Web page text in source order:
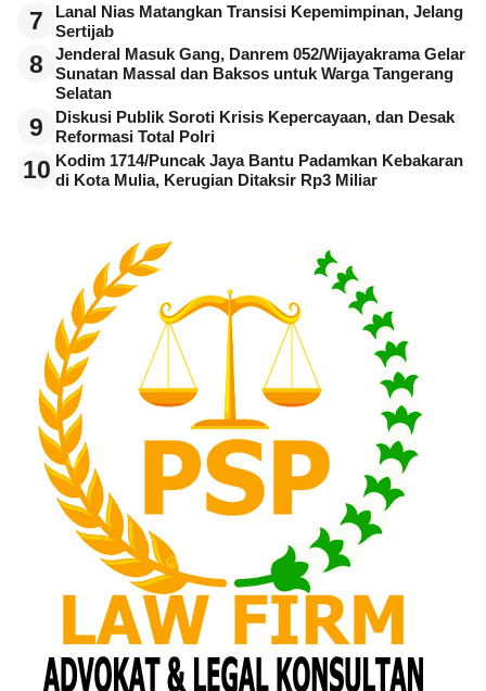
7
Lanal Nias Matangkan Transisi Kepemimpinan, Jelang
Sertijab
8
Jenderal Masuk Gang, Danrem 052/Wijayakrama Gelar
Sunatan Massal dan Baksos untuk Warga Tangerang
Selatan
9
Diskusi Publik Soroti Krisis Kepercayaan, dan Desak
Reformasi Total Polri
10 Kodim 1714/Puncak Jaya Bantu Padamkan Kebakaran
di Kota Mulia, Kerugian Ditaksir Rp3 Miliar